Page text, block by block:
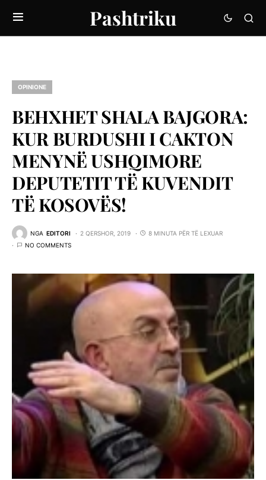
Pashtriku
OPINIONE
BEHXHET SHALA BAJGORA:
KUR BURDUSHI I CAKTON
MENYNË USHQIMORE
DEPUTETIT TË KUVENDIT
TË KOSOVËS!
NGA EDITORI 2 QERSHOR, 2019
8 MINUTA PËR TË LEXUAR
NO COMMENTS